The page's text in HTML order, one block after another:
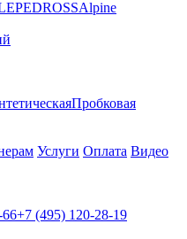
PEDROSSAlpine
Пробковая
Услуги Оплата Видео
66+7 (495) 120-28-19